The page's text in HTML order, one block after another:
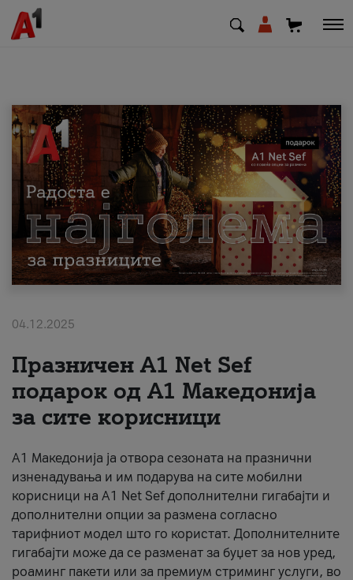
МК EN SQ
Приватни Деловни
Поддршка
Надополни кредит
За нас
#ПодобарОнлајн
04.12.2025
Празничен A1 Net Sеf
подарок од А1 Македонија
за сите корисници
А1 Македонија ја отвора сезоната на празнични
изненадувања и им подарува на сите мобилни
корисници на A1 Net Sef дополнителни гигабајти и
дополнителни опции за размена согласно
тарифниот модел што го користат. Дополнителните
гигабајти може да се разменат за буџет за нов уред,
роаминг пакети или за премиум стриминг услуги, во